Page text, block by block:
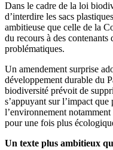
Dans le cadre de la loi
d’interdire les sacs
ambitieuse que celle de la
du recours à des
problématiques.
Un amendement surprise
développement durable du
biodiversité prévoit de
s’appuyant surl’impact que
l’environnement notamment
pour une fois plus
Un texte plus ambitieux